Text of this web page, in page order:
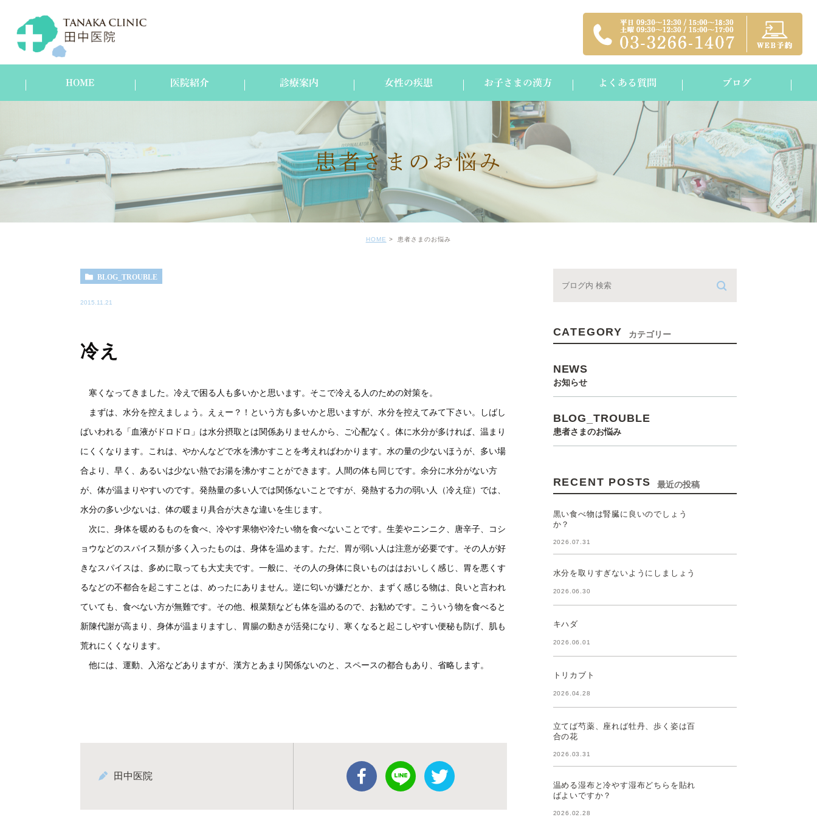
HOME 医院紹介
スタッフ紹介
診療案内 女性の疾患 お子さまの漢方 よくある質問 ブログ
患者さまのお悩み
HOME 患者さまのお悩み
BLOG_TROUBLE
2015.11.21
冷え
寒くなってきました。冷えで困る人も多いかと思います。そこで冷える人のための対策を。
まずは、水分を控えましょう。えぇー？！という方も多いかと思いますが、水分を控えてみて下さい。しばし
ばいわれる「血液がドロドロ」は水分摂取とは関係ありませんから、ご心配なく。体に水分が多ければ、温まり
にくくなります。これは、やかんなどで水を沸かすことを考えればわかります。水の量の少ないほうが、多い場
合より、早く、あるいは少ない熱でお湯を沸かすことができます。人間の体も同じです。余分に水分がない方
が、体が温まりやすいのです。発熱量の多い人では関係ないことですが、発熱する力の弱い人（冷え症）では、
水分の多い少ないは、体の暖まり具合が大きな違いを生じます。
次に、身体を暖めるものを食べ、冷やす果物や冷たい物を食べないことです。生姜やニンニク、唐辛子、コシ
ョウなどのスパイス類が多く入ったものは、身体を温めます。ただ、胃が弱い人は注意が必要です。その人が好
きなスパイスは、多めに取っても大丈夫です。一般に、その人の身体に良いものははおいしく感じ、胃を悪くす
るなどの不都合を起こすことは、めったにありません。逆に匂いが嫌だとか、まずく感じる物は、良いと言われ
ていても、食べない方が無難です。その他、根菜類なども体を温めるので、お勧めです。こういう物を食べると
新陳代謝が高まり、身体が温まりますし、胃腸の動きが活発になり、寒くなると起こしやすい便秘も防げ、肌も
荒れにくくなります。
他には、運動、入浴などありますが、漢方とあまり関係ないのと、スペースの都合もあり、省略します。
田中医院
CATEGORY カテゴリー
NEWS
お知らせ
BLOG_TROUBLE
患者さまのお悩み
RECENT POSTS 最近の投稿
黒い食べ物は腎臓に良いのでしょう
か？
2026.07.31
水分を取りすぎないようにしましょう
2026.06.30
キハダ
2026.06.01
トリカブト
2026.04.28
立てば芍薬、座れば牡丹、歩く姿は百
合の花
2026.03.31
温める湿布と冷やす湿布どちらを貼れ
ばよいですか？
2026.02.28